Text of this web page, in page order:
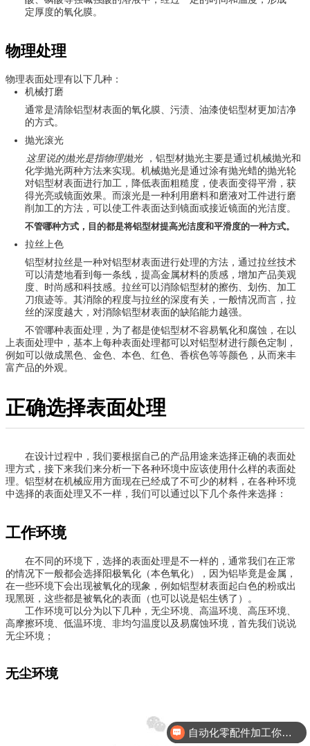
定厚度的氧化膜。
物理处理
物理表面处理有以下几种：
机械打磨
通常是清除铝型材表面的氧化膜、污渍、油漆使铝型材更加洁净
的方式。
抛光滚光
这里说的抛光是指物理抛光
，铝型材抛光主要是通过机械抛光和
化学抛光两种方法来实现。机械抛光是通过涂有抛光蜡的抛光轮
对铝型材表面进行加工，降低表面粗糙度，使表面变得平滑，获
得光亮或镜面效果。而滚光是一种利用磨料和磨液对工件进行磨
削加工的方法，可以使工件表面达到镜面或接近镜面的光洁度。
不管哪种方式，目的都是将铝型材提高光洁度和平滑度的一种方式。
拉丝上色
铝型材拉丝是一种对铝型材表面进行处理的方法，通过拉丝技术
可以清楚地看到每一条线，提高金属材料的质感，增加产品美观
度、时尚感和科技感。拉丝可以消除铝型材的擦伤、划伤、加工
刀痕迹等。其消除的程度与拉丝的深度有关，一般情况而言，拉
丝的深度越大，对消除铝型材表面的缺陷能力越强。
不管哪种表面处理，为了都是使铝型材不容易氧化和腐蚀，在以
上表面处理中，基本上每种表面处理都可以对铝型材进行颜色定制，
例如可以做成黑色、金色、本色、红色、香槟色等等颜色，从而来丰
富产品的外观。
正确选择表面处理
在设计过程中，我们要根据自己的产品用途来选择正确的表面处
理方式，接下来我们来分析一下各种环境中应该使用什么样的表面处
理。铝型材在机械应用方面现在已经成了不可少的材料，在各种环境
中选择的表面处理又不一样，我们可以通过以下几个条件来选择：
工作环境
在不同的环境下，选择的表面处理是不一样的，通常我们在正常
的情况下一般都会选择阳极氧化（本色氧化），因为铝毕竟是金属，
在一些环境下会出现被氧化的现象，例如铝型材表面起白色的粉或出
现黑斑，这些都是被氧化的表面（也可以说是铝生锈了）。
工作环境可以分为以下几种，无尘环境、高温环境、高压环境、
高摩擦环境、低温环境、非均匀温度以及易腐蚀环境，首先我们说说
无尘环境；
无尘环境
自动化零配件加工你们做吗？